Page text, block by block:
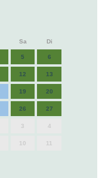
Sa Di
5 6
12 13
19 20
26 27
3 4
10 11